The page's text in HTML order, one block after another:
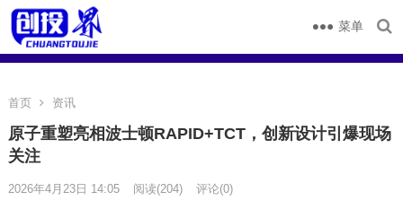
菜单
首页 资讯
原子重塑亮相波士顿RAPID+TCT，创新设计引爆现场
关注
2026年4月23日 14:05 阅读(204) 评论(0)